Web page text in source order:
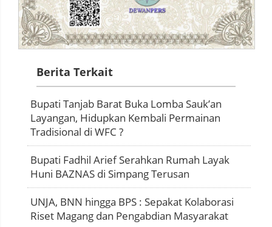
Berita Terkait
Bupati Tanjab Barat Buka Lomba Sauk’an
Layangan, Hidupkan Kembali Permainan
Tradisional di WFC ?
Bupati Fadhil Arief Serahkan Rumah Layak
Huni BAZNAS di Simpang Terusan
UNJA, BNN hingga BPS : Sepakat Kolaborasi
Riset Magang dan Pengabdian Masyarakat